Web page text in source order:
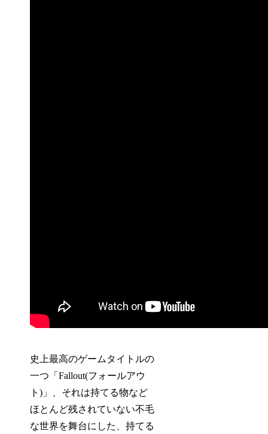
史上最高のゲームタイトルの
一つ「Fallout(フォールアウ
ト)」、それは持てる物など
ほとんど残されていない不毛
な世界を舞台にした、持てる